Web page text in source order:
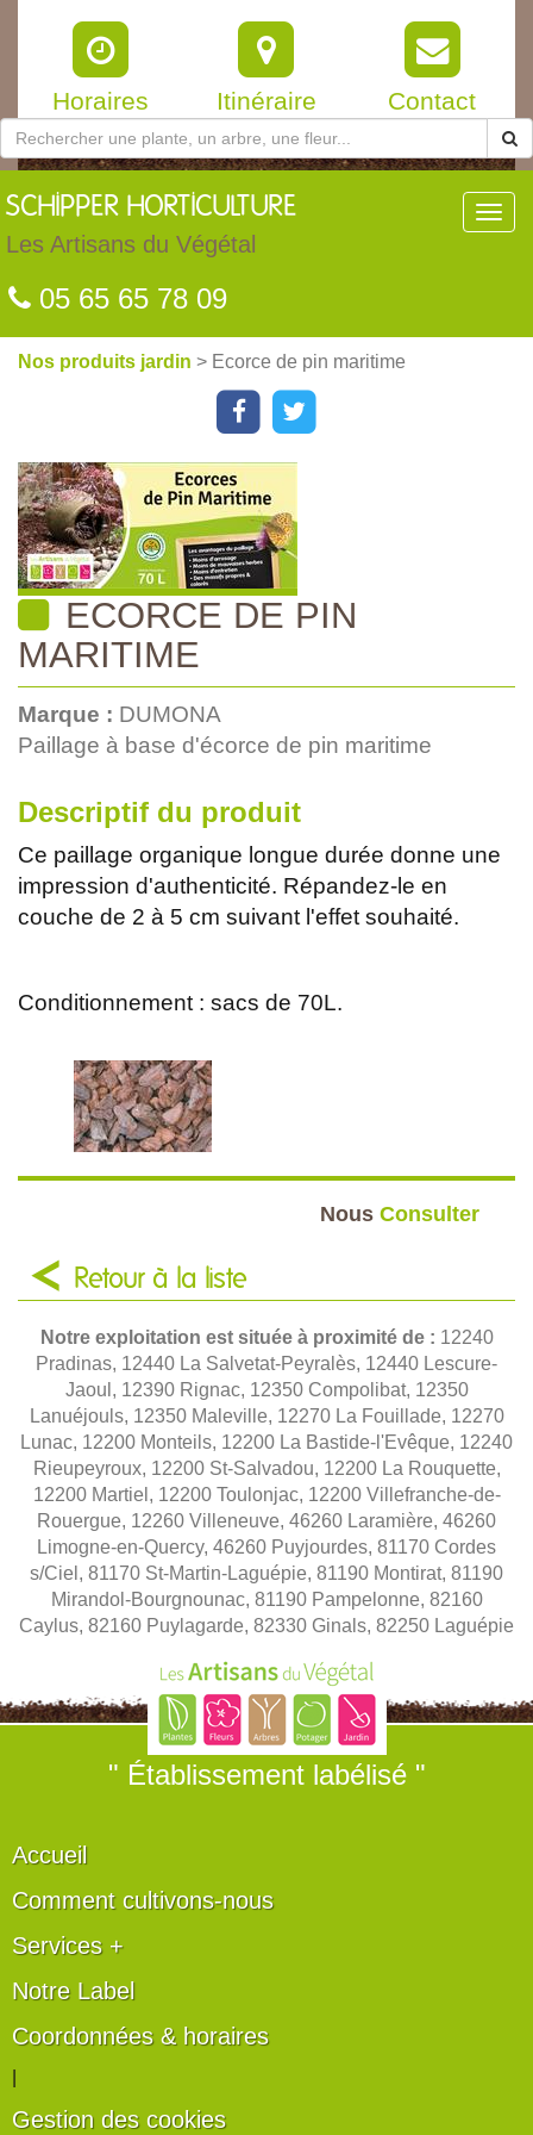
Horaires Itinéraire Contact
SCHIPPER HORTICULTURE
Les Artisans du Végétal
05 65 65 78 09
Nos produits jardin > Ecorce de pin maritime
ECORCE DE PIN
MARITIME
Marque : DUMONA
Paillage à base d'écorce de pin maritime
Descriptif du produit
Ce paillage organique longue durée donne une
impression d'authenticité. Répandez-le en
couche de 2 à 5 cm suivant l'effet souhaité.
Conditionnement : sacs de 70L.
Nous Consulter
Retour à la liste
Notre exploitation est située à proximité de : 12240
Pradinas, 12440 La Salvetat-Peyralès, 12440 Lescure-
Jaoul, 12390 Rignac, 12350 Compolibat, 12350
Lanuéjouls, 12350 Maleville, 12270 La Fouillade, 12270
Lunac, 12200 Monteils, 12200 La Bastide-l'Evêque, 12240
Rieupeyroux, 12200 St-Salvadou, 12200 La Rouquette,
12200 Martiel, 12200 Toulonjac, 12200 Villefranche-de-
Rouergue, 12260 Villeneuve, 46260 Laramière, 46260
Limogne-en-Quercy, 46260 Puyjourdes, 81170 Cordes
s/Ciel, 81170 St-Martin-Laguépie, 81190 Montirat, 81190
Mirandol-Bourgnounac, 81190 Pampelonne, 82160
Caylus, 82160 Puylagarde, 82330 Ginals, 82250 Laguépie
" Établissement labélisé "
Accueil
Comment cultivons-nous
Services +
Notre Label
Coordonnées & horaires
Gestion des cookies